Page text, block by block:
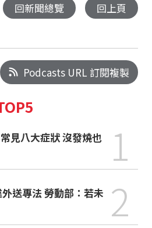
回新聞總覽 回上頁
Podcasts URL 訂閱複製
1
送專法 勞動部：若未 2